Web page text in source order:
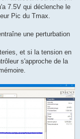
7.5V qui déclenche le
Pic du Tmax.
une perturbation
et si la tension en
s'approche de la